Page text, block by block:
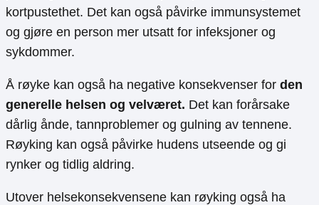
kortpustethet. Det kan også påvirke immunsystemet
og gjøre en person mer utsatt for infeksjoner og
sykdommer.
Å røyke kan også ha negative konsekvenser for den
generelle helsen og velværet. Det kan forårsake
dårlig ånde, tannproblemer og gulning av tennene.
Røyking kan også påvirke hudens utseende og gi
rynker og tidlig aldring.
Utover helsekonsekvensene kan røyking også ha